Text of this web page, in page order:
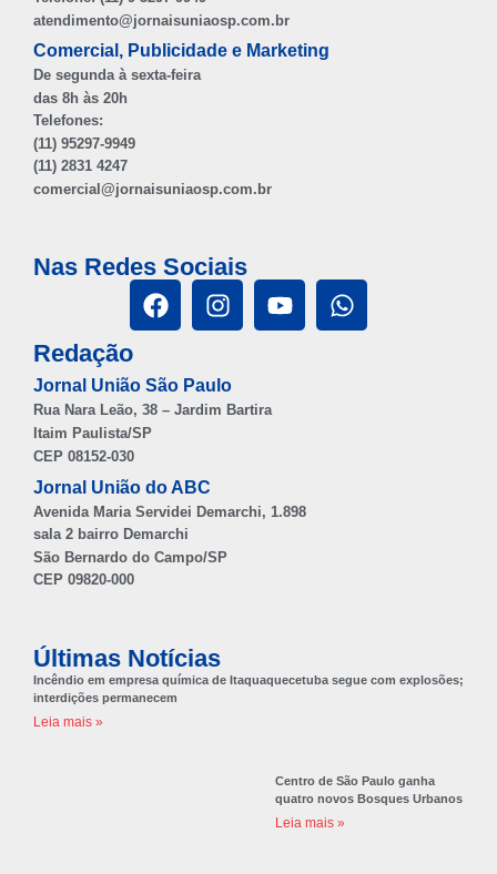
atendimento@jornaisuniaosp.com.br
Comercial, Publicidade e Marketing
De segunda à sexta-feira
das 8h às 20h
Telefones:
(11) 95297-9949
(11) 2831 4247
comercial@jornaisuniaosp.com.br
Nas Redes Sociais
Redação
Jornal União São Paulo
Rua Nara Leão, 38 – Jardim Bartira
Itaim Paulista/SP
CEP 08152-030
Jornal União do ABC
Avenida Maria Servidei Demarchi, 1.898
sala 2 bairro Demarchi
São Bernardo do Campo/SP
CEP 09820-000
Últimas Notícias
Incêndio em empresa química de Itaquaquecetuba segue com explosões;
interdições permanecem
Leia mais »
Centro de São Paulo ganha
quatro novos Bosques Urbanos
Leia mais »